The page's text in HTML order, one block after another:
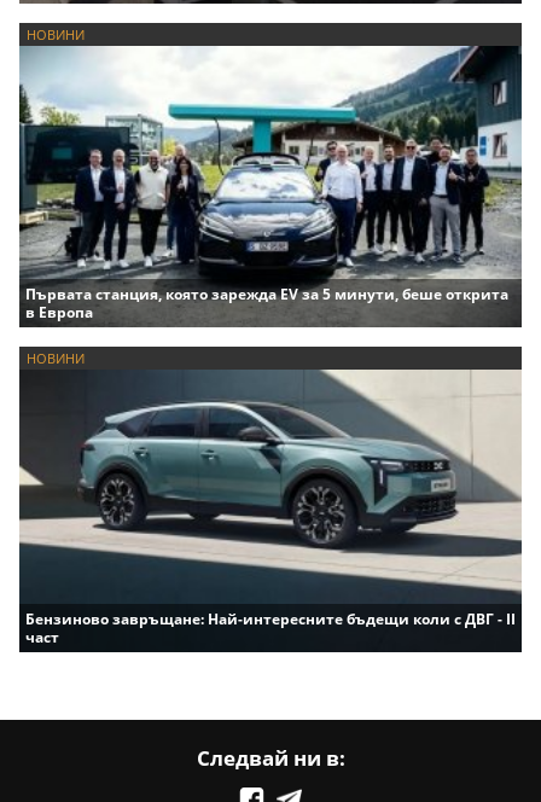
НОВИНИ
Първата станция, която зарежда EV за 5 минути, беше открита
в Европа
НОВИНИ
Бензиново завръщане: Най-интересните бъдещи коли с ДВГ - II
част
Следвай ни в: